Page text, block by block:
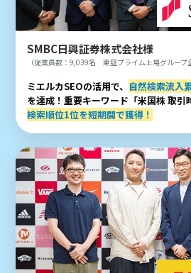
SMBC日興証券株式会社様
（従業員数：9,039名 東証プライム上場グループ
ミエルカSEOの活用で、 自然検索流入
を達成！重要キーワード「米国株 取引
検索順位1位を短期間で獲得！